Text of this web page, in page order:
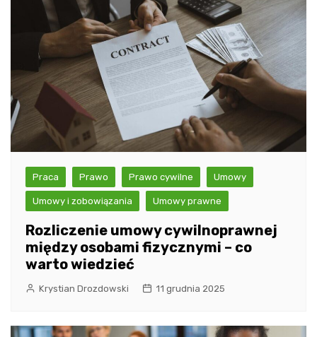
Praca Prawo Prawo cywilne Umowy
Umowy i zobowiązania Umowy prawne
Rozliczenie umowy cywilnoprawnej
między osobami fizycznymi – co
warto wiedzieć
Krystian Drozdowski 11 grudnia 2025